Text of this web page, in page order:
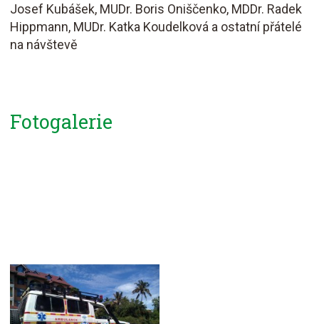
Josef Kubášek, MUDr. Boris Oniščenko, MDDr. Radek
Hippmann, MUDr. Katka Koudelková a ostatní přátelé
na návštevě
Fotogalerie